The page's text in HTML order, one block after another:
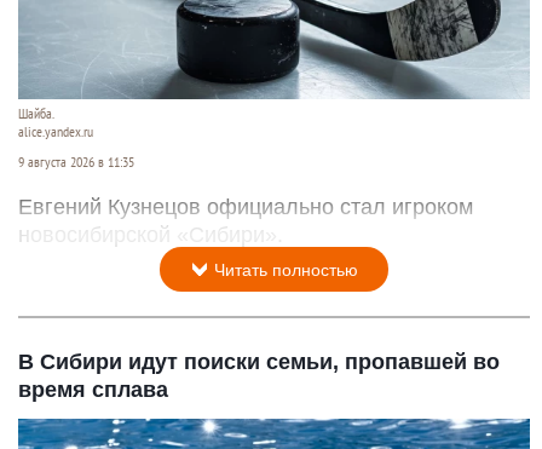
Шайба.
alice.yandex.ru
9 августа 2026 в 11:35
Евгений Кузнецов официально стал игроком
новосибирской «Сибири».
Читать полностью
В Сибири идут поиски семьи, пропавшей во
время сплава